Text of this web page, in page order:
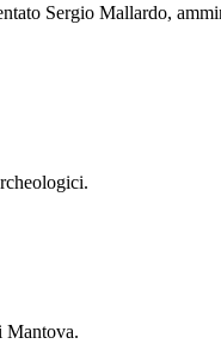
Sergio Mallardo,
Mantova.